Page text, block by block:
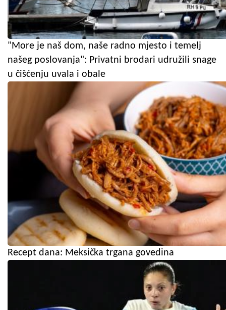
"More je naš dom, naše radno mjesto i temelj
našeg poslovanja": Privatni brodari udružili snage
u čišćenju uvala i obale
Recept dana: Meksička trgana govedina